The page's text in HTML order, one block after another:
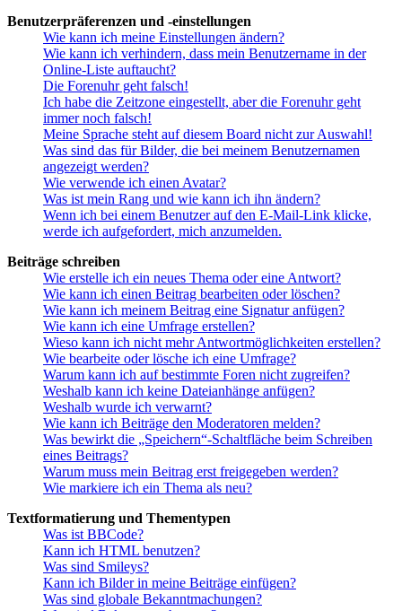
Benutzerpräferenzen und -einstellungen
Wie kann ich meine Einstellungen ändern?
Wie kann ich verhindern, dass mein Benutzername in der
Online-Liste auftaucht?
Die Forenuhr geht falsch!
Ich habe die Zeitzone eingestellt, aber die Forenuhr geht
immer noch falsch!
Meine Sprache steht auf diesem Board nicht zur Auswahl!
Was sind das für Bilder, die bei meinem Benutzernamen
angezeigt werden?
Wie verwende ich einen Avatar?
Was ist mein Rang und wie kann ich ihn ändern?
Wenn ich bei einem Benutzer auf den E-Mail-Link klicke,
werde ich aufgefordert, mich anzumelden.
Beiträge schreiben
Wie erstelle ich ein neues Thema oder eine Antwort?
Wie kann ich einen Beitrag bearbeiten oder löschen?
Wie kann ich meinem Beitrag eine Signatur anfügen?
Wie kann ich eine Umfrage erstellen?
Wieso kann ich nicht mehr Antwortmöglichkeiten erstellen?
Wie bearbeite oder lösche ich eine Umfrage?
Warum kann ich auf bestimmte Foren nicht zugreifen?
Weshalb kann ich keine Dateianhänge anfügen?
Weshalb wurde ich verwarnt?
Wie kann ich Beiträge den Moderatoren melden?
Was bewirkt die „Speichern“-Schaltfläche beim Schreiben
eines Beitrags?
Warum muss mein Beitrag erst freigegeben werden?
Wie markiere ich ein Thema als neu?
Textformatierung und Thementypen
Was ist BBCode?
Kann ich HTML benutzen?
Was sind Smileys?
Kann ich Bilder in meine Beiträge einfügen?
Was sind globale Bekanntmachungen?